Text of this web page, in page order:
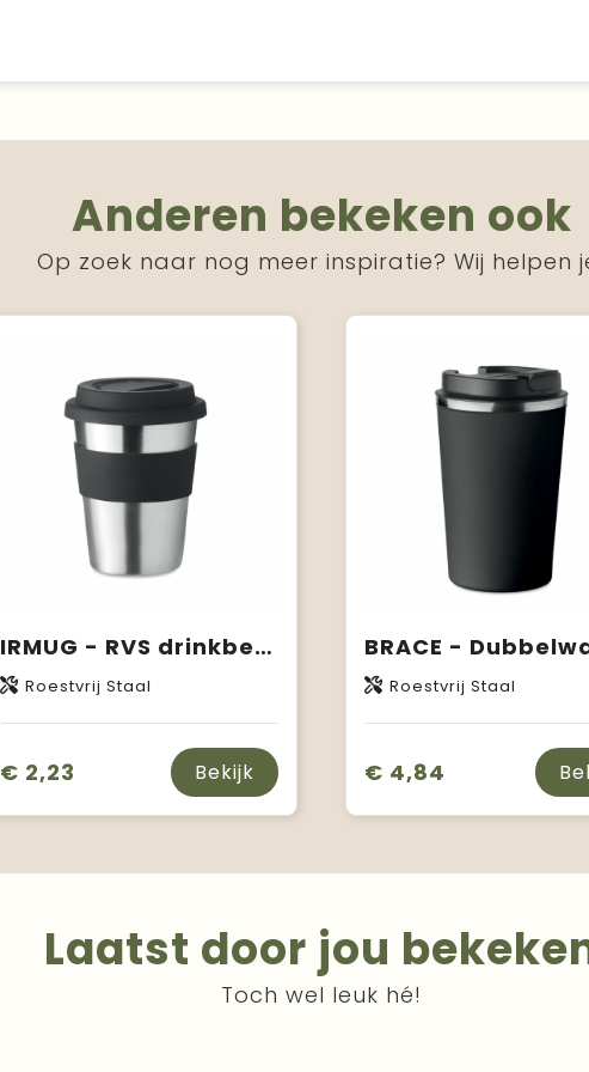
Anderen bekeken ook
Op zoek naar nog meer inspiratie? Wij helpen
IRMUG - RVS drinkbeker 350 ml
Roestvrij Staal
€ 2,23 Bekijk
Roestvrij Staal
€ 4,84
Laatst door jou
Toch wel leuk hé!